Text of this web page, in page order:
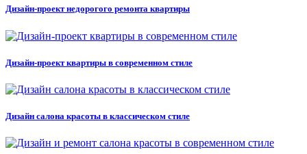
Дизайн-проект недорогого ремонта квартиры
Дизайн-проект квартиры в современном стиле
Дизайн салона красоты в классическом стиле